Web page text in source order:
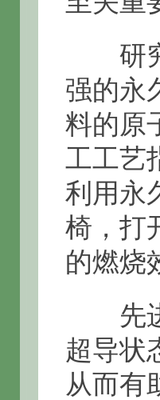
研究
强的永
料的原
工工艺
利用永
椅，打
的燃烧
先进
超导状
从而有